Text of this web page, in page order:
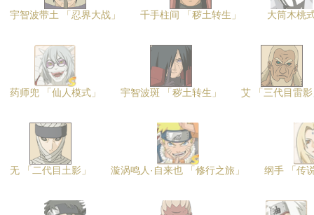
宇智波带土 「忍界大战」 千手柱间 「秽土转生」 大筒木桃
药师兜 「仙人模式」 宇智波斑 「秽土转生」 艾 「三代目雷
无 「二代目土影」 漩涡鸣人·自来也 「修行之旅」 纲手 「传